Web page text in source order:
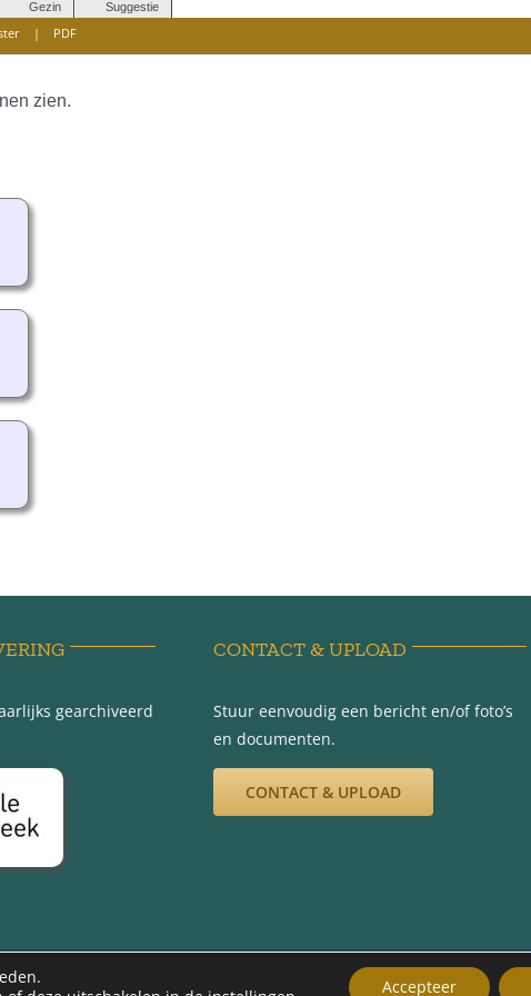
Gezin Suggestie
| PDF
zien.
gearchiveerd
CONTACT & UPLOAD
Stuur eenvoudig een bericht en/of foto’s
en documenten.
CONTACT & UPLOAD
| Werkgroep Minnertsga Vroeger | Ontwerp en beheer Gerryt Bouma |
Accepteer